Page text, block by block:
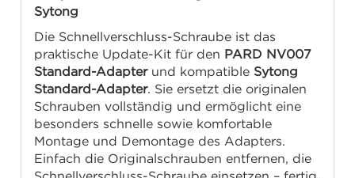
Sytong
Die Schnellverschluss-Schraube ist das
praktische Update-Kit für den PARD NV007
Standard-Adapterund kompatible Sytong
Standard-Adapter. Sie ersetzt die originalen
Schrauben vollständig und ermöglicht eine
besonders schnelle sowie komfortable
Montage und Demontage des Adapters.
Einfach die Originalschrauben entfernen, die